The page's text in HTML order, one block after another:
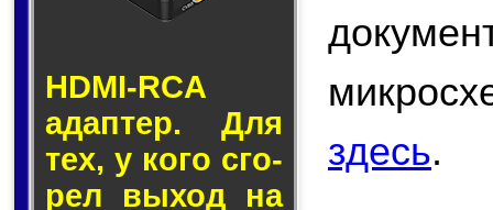
HDMI-RCA
адап­тер. Для
тех, у кого сго­
рел вы­ход на
здесь.